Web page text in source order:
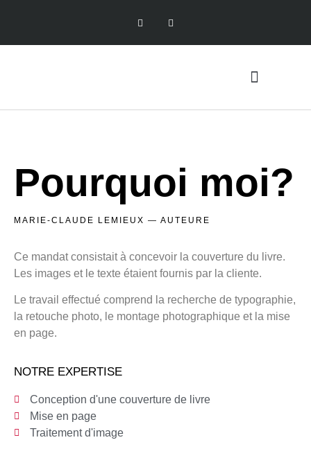
Pourquoi moi?
MARIE-CLAUDE LEMIEUX — AUTEURE
Ce mandatconsistait à concevoir la couverture du livre.
Les images et le texte étaient fournis par la cliente.
Le travail effectué comprend la recherche de typographie,
la retouche photo, le montage photographique et la mise
en page.
NOTRE EXPERTISE
Conception d'une couverture de livre
Mise en page
Traitement d'image